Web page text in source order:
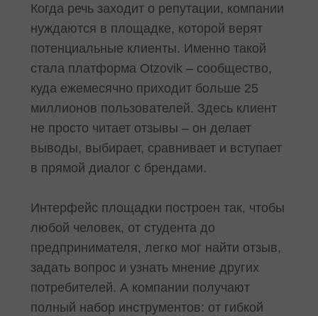
Когда речь заходит о репутации, компании
нуждаются в площадке, которой верят
потенциальные клиенты. Именно такой
стала платформа Otzovik – сообщество,
куда ежемесячно приходит больше 25
миллионов пользователей. Здесь клиент
не просто читает отзывы – он делает
выводы, выбирает, сравнивает и вступает
в прямой диалог с брендами.
Интерфейс площадки построен так, чтобы
любой человек, от студента до
предпринимателя, легко мог найти отзыв,
задать вопрос и узнать мнение других
потребителей. А компании получают
полный набор инструментов: от гибкой